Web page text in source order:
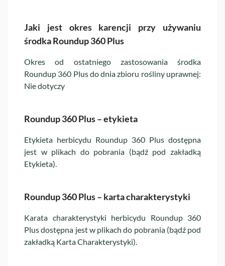
Jaki jest okres karencji przy używaniu
środka Roundup 360 Plus
Okres od ostatniego zastosowania środka
Roundup 360 Plus do dnia zbioru rośliny uprawnej:
Nie dotyczy
Roundup 360 Plus – etykieta
Etykieta herbicydu Roundup 360 Plus dostępna
jest w plikach do pobrania (bądź pod zakładką
Etykieta).
Roundup 360 Plus – karta charakterystyki
Karata charakterystyki herbicydu Roundup 360
Plus dostępna jest w plikach do pobrania (bądź pod
zakładką Karta Charakterystyki).